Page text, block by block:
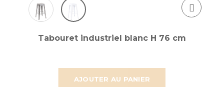
AJOUTER AU PANIER
Tabouret industriel blanc H 76 cm